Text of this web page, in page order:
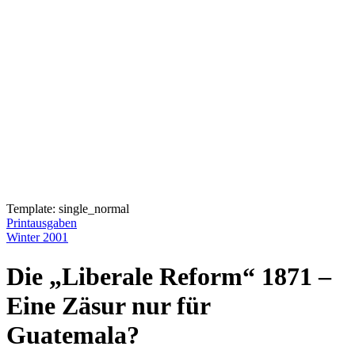
Template: single_normal
Printausgaben
Winter 2001
Die „Liberale Reform“ 1871 –
Eine Zäsur nur für
Guatemala?